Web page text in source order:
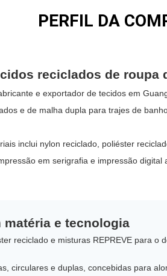
PERFIL DA
reciclados de roupa
e exportador de tecidos em
e de malha dupla para trajes de
inclui nylon reciclado, poliéster
em serigrafia e impressão
matéria e tecnologia
reciclado e misturas REPREVE para o
circulares e duplas, concebidas para